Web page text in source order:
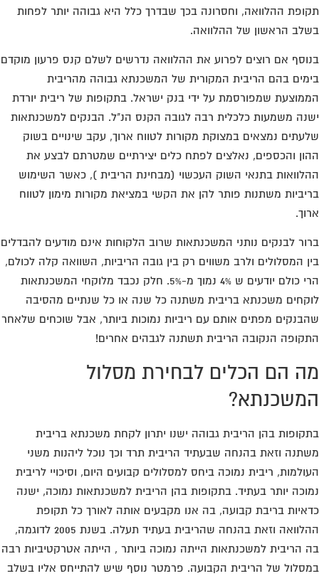
ההלוואה, וחסרונה בכך שבדרך כלל היא גבוהה יותר לפחות
הראשון של ההלוואה.
אם רוצים לפרוע את ההלוואה נדרשים לשלם קנס פרעון מוקדם
בהם הריבית המקורית של המשכנתא גבוהה מהריבית
שמפורסמת על ידי בנק ישראל. בתקופות של ריבית יורדת
משמעות כלכלית רבה לגובה הקנס הנ"ל. הבנקים למשכנתאות
נמצאים במצוקת מקורות לטווח ארוך, עקב שינויים בשוק
והכספים, נאלצים לפתח כלים יצירתיים שמטרתם לבצע את
בתנאי השוק העכשוי (מבחינת הריבית ), כאשר השימוש
משתנות פותר להן את הקשי במציאת מקורות מימון לטווח
לבנקים נותני המשכנתאות שרוב הלקוחות אינם מודעים להבדלים
המסלולים ולרב משווים רק בין גובה הריביות, השוואה קלה לכולם,
הרי כולם יודעים ש 4% נמוך מ-5%. חלק נכבד מלוקחי המשכנתאות
משכנתא בריבית משתנה כל שנה או כל שנתיים מהסיבה
מפתים אותם עם ריביות נמוכות ביותר, אבל שוכחים שלאחר
הנקובה הריבית תשתנה לגבהים אחרים!
הם הכלים לבחירת מסלול
בהן הריבית גבוהה ישנו יתרון לקחת משכנתא בריבית
וזאת בהנחה שבעתיד הריבית תרד וכך נוכל ליהנות משני
ריבית נמוכה ביחס למסלולים קבועים היום, וסיכויי לריבית
יותר בעתיד. בתקופות בהן הריבית למשכנתאות נמוכה, ישנה
בריבת קבועה, בה אנו מקבעים אותה לאורך כל תקופת
ההלוואה וזאת בהנחה שהריבית בעתיד תעלה. בשנת 2005 לדוגמה,
הריבית למשכנתאות הייתה נמוכה ביותר , הייתה אטרקטיביות רבה
של הריבית הקבועה. פרמטר נוסף שיש להתייחס אליו בשלב